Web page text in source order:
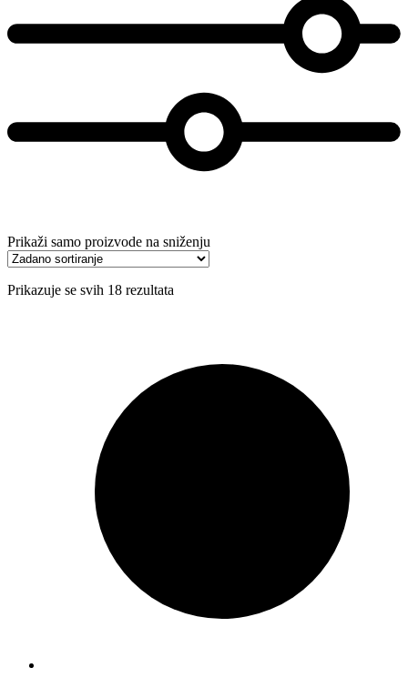
Prikaži samo proizvode na sniženju
Prikazuje se svih 18 rezultata